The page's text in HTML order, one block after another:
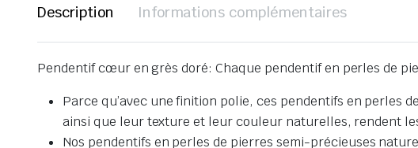
Description Informations complémentaires
Pendentif cœur en grès doré: Chaque pendentif en perles de
Parce qu’avec une finition polie, ces pendentifs en
ainsi que leur texture et leur couleur naturelles, rendent
Nos pendentifs en perles de pierres semi-précieuses